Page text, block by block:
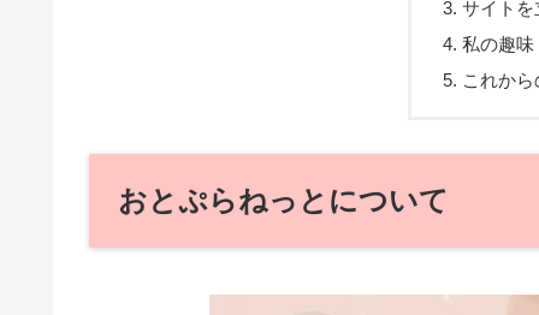
サイトを
私の趣味
これから
おとぷらねっとについて